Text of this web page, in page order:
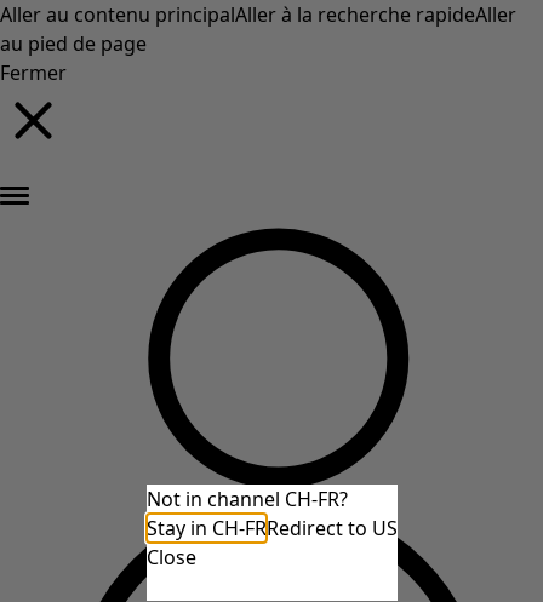
Aller au contenu principalAller à la recherche rapideAller
au pied de page
Fermer
Not in channel CH-FR?
Stay in CH-FRRedirect to US
Close